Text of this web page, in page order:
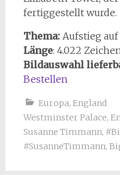
fertiggestellt wurde.
Thema: Aufstieg
Länge: 4.022
Bildauswahl
Bestellen
Europa, England
Westminster Palace,
Susanne Timmann,
#SusanneTimmann,